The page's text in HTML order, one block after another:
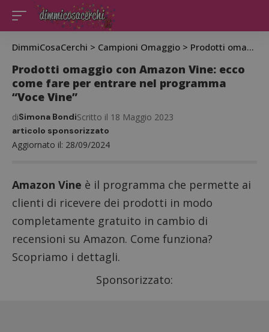
DimmiCosaCerchi > Campioni Omaggio > Prodotti omaggio con Amazon Vine: ecco come fare per entrare nel programma “Voce Vine”
Prodotti omaggio con Amazon Vine: ecco
come fare per entrare nel programma
“Voce Vine”
Aggiornato il: 28/09/2024
diSimona BondiScritto il 18 Maggio 2023
articolo sponsorizzato
Amazon Vine è il programma che permette ai
clienti di ricevere dei prodotti in modo
completamente gratuito in cambio di
recensioni su Amazon. Come funziona?
Scopriamo i dettagli.
Sponsorizzato: